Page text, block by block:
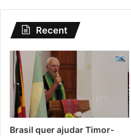
Recent
Brasil quer ajudar Timor-